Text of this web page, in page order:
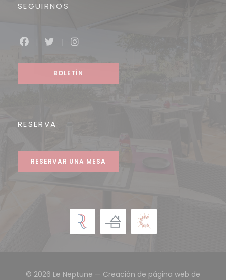
SEGUIRNOS
Facebook ((abre en una nueva ventana))
BOLETÍN
RESERVA
RESERVAR UNA MESA
© 2026 Le Neptune — Creación de página web de